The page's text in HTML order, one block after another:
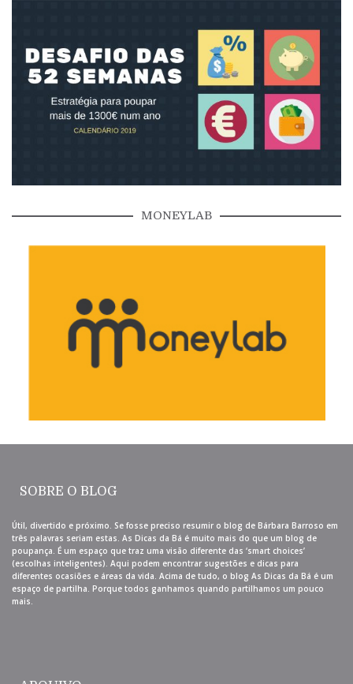
MONEYLAB
SOBRE O BLOG
Útil, divertido e próximo. Se fosse preciso resumir o blog de Bárbara Barroso em
três palavras seriam estas. As Dicas da Bá é muito mais do que um blog de
poupança. É um espaço que traz uma visão diferente das ‘smart choices’
(escolhas inteligentes). Aqui podem encontrar sugestões e dicas para
diferentes ocasiões e áreas da vida. Acima de tudo, o blog As Dicas da Bá é um
espaço de partilha. Porque todos ganhamos quando partilhamos um pouco
mais.